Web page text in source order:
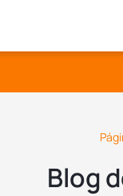
Blog